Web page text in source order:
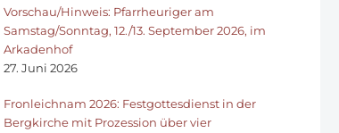
Vorschau/Hinweis: Pfarrheuriger am
Samstag/Sonntag, 12./13. September 2026, im
Arkadenhof
27. Juni 2026
Fronleichnam 2026: Festgottesdienst in der
Bergkirche mit Prozession über vier